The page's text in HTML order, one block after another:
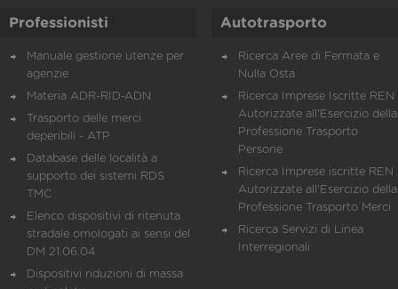
Professionisti
Manuale gestione utenze per
agenzie
Materia ADR-RID-ADN
Trasporto delle merci
deperibili - ATP
Database delle località a
supporto dei sistemi RDS
TMC
Elenco dispositivi di ritenuta
stradale omologati ai sensi del
DM 21.06.04
Dispositivi riduzioni di massa
Autotrasporto
Ricerca Aree di Fermata e
Nulla Osta
Ricerca Imprese Iscritte REN
Autorizzate all'Esercizio della
Professione Trasporto
Persone
Ricerca Imprese iscritte REN
Autorizzate all'Esercizio della
Professione Trasporto Merci
Ricerca Servizi di Linea
Interregionali